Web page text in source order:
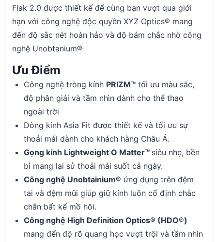
Flak 2.0 được thiết kế để cùng bạn vượt qua giới
hạn với công nghệ độc quyền XYZ Optics® mang
đến độ sắc nét hoàn hảo và độ bám chắc nhờ công
nghệ Unobtanium®
Ưu Điểm
Công nghệ tròng kính PRIZM™ tối ưu màu sắc,
độ phân giải và tầm nhìn dành cho thể thao
ngoài trời
Dòng kính Asia Fit được thiết kế và tối ưu sự
thoải mái dành cho khách hàng Châu Á.
Gọng kính Lightweight O Matter™ siêu nhẹ, bền
bỉ mang lại sử thoải mái suốt cả ngày.
Công nghệ Unobtainium® ứng dụng trên đệm
tai và đệm mũi giúp giữ kính luôn cố định chắc
chắn bất kể mồ hôi.
Công nghệ High Definition Optics® (HDO®)
mang đến độ rõ quang học vượt trội và tầm nhìn